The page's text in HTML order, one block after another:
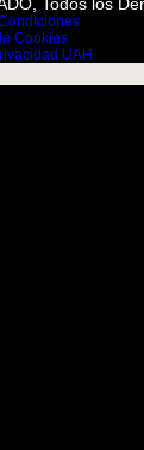
Todos los
Cookies
UAH